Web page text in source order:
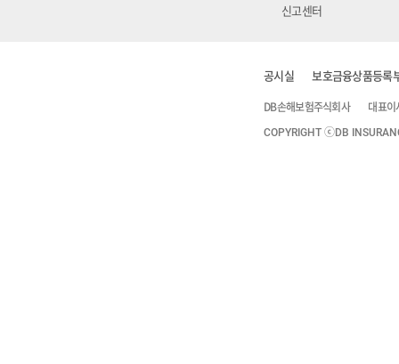
신고센터
공시실 보호금융상품등록
DB손해보험주식회사 대표이
COPYRIGHT ⓒDB